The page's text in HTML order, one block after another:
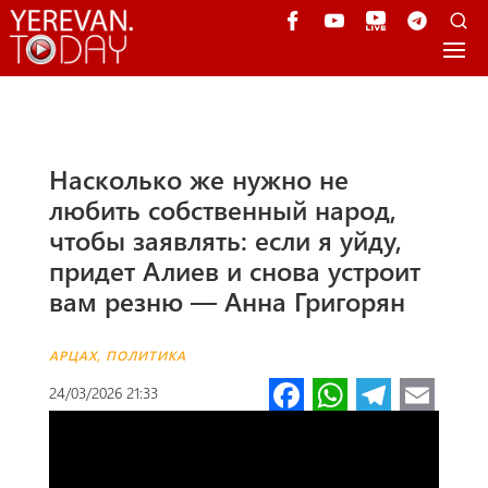
Насколько же нужно не
любить собственный народ,
чтобы заявлять: если я уйду,
придет Алиев и снова устроит
вам резню — Анна Григорян
АРЦАХ, ПОЛИТИКА
24/03/2026 21:33 Fa W Te